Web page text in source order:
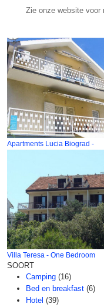
Zie onze website voor
Apartments Lucia Biograd -
Villa Teresa - One Bedroom
SOORT
Camping (16)
Bed en breakfast (6)
Hotel (39)